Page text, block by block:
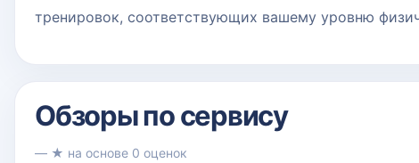
тренировок, соответствующих вашему уровню
Обзоры по сервису
— ★ на основе 0 оценок